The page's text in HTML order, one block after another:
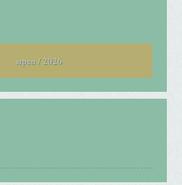
srpen / 2026